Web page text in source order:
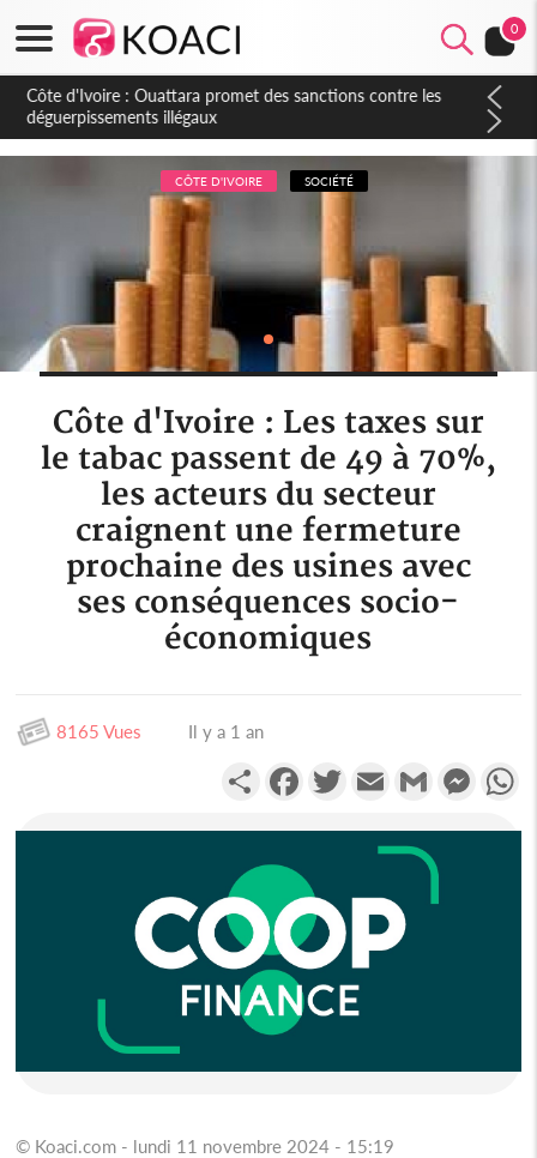
0
Côte d'Ivoire : Ouattara promet des sanctions contre les
déguerpissements illégaux
CÔTE D'IVOIRE SOCIÉTÉ
Côte d'Ivoire : Les taxes sur
le tabac passent de 49 à 70%,
les acteurs du secteur
craignent une fermeture
prochaine des usines avec
ses conséquences socio-
économiques
8165 Vues Il y a 1 an
PartagerFacebookTwitterEmail Gmail
© Koaci.com - lundi 11 novembre 2024 - 15:19